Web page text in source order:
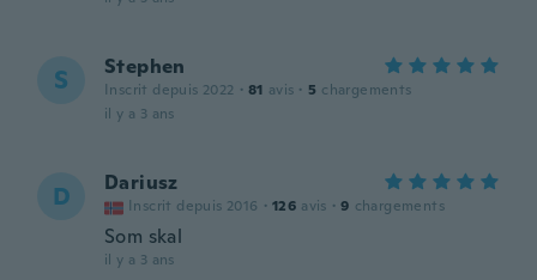
S Stephen
Inscrit depuis 2022 · 81 avis · 5 chargements
il y a 3 ans
D Dariusz
Inscrit depuis 2016 · 126 avis · 9 chargements
Som skal
il y a 3 ans